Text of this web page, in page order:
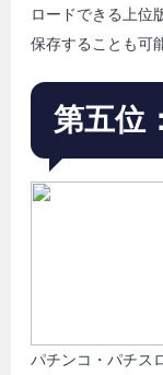
ロードできる上位
保存することも可
第五位
パチンコ・パチス